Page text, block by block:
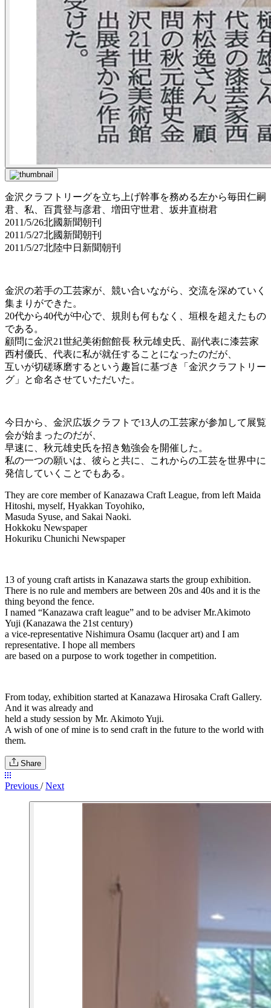
金沢クラフトリーグを立ち上げ幹事を務める左から毎田仁嗣
君、私、百貫登与彦君、増田守世君、坂井直樹君
2011/5/26北國新聞朝刊
2011/5/27北國新聞朝刊
2011/5/27北陸中日新聞朝刊
金沢の若手の工芸家が、競い合いながら、交流を深めていく
集まりができた。
20代から40代が中心で、規則も何もなく、垣根を超えたもの
である。
顧問に金沢21世紀美術館館長 秋元雄史氏、副代表に漆芸家
西村優氏、代表に私が就任することになったのだが、
互いが切磋琢磨するという趣旨に基づき「金沢クラフトリー
グ」と命名させていただいた。
今日から、金沢広坂クラフトで13人の工芸家が参加して展覧
会が始まったのだが、
早速に、秋元雄史氏を招き勉強会を開催した。
私の一つの願いは、彼らと共に、これからの工芸を世界中に
発信していくことでもある。
They are core member of Kanazawa Craft League, from left Maida
Hitoshi, myself, Hyakkan Toyohiko,
Masuda Syuse, and Sakai Naoki.
Hokkoku Newspaper
Hokuriku Chunichi Newspaper
13 of young craft artists in Kanazawa starts the group exhibition.
There is no rule and members are between 20s and 40s and it is the
thing beyond the fence.
I named “Kanazawa craft league” and to be adviser Mr.Akimoto
Yuji (Kanazawa the 21st century)
a vice-representative Nishimura Osamu (lacquer art) and I am
representative. I hope all members
are based on a purpose to work together in competition.
From today, exhibition started at Kanazawa Hirosaka Craft Gallery.
And it was already and
held a study session by Mr. Akimoto Yuji.
A wish of one of mine is to send craft in the future to the world with
them.
Share
Previous / Next